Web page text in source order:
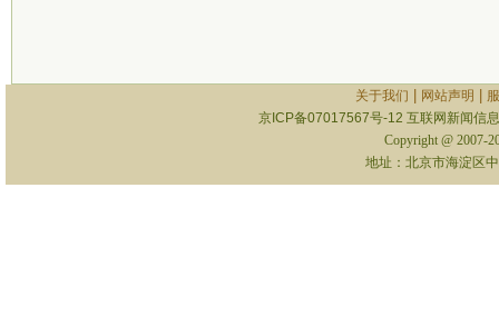
关于我们 网站声明
京ICP备07017567号-12 互联网新闻信
Copyright @ 2007-
地址：北京市海淀区